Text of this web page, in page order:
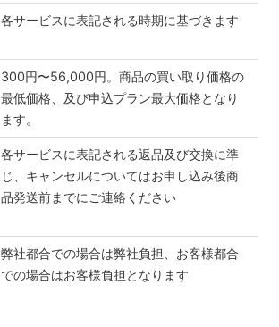
各サービスに表記される時期に基づきます
300円〜56,000円。商品の買い取り価格の
最低価格、及び申込プラン最大価格となり
ます。
各サービスに表記される返品及び交換に準
じ、キャンセルについてはお申し込み後商
品発送前までにご連絡ください
弊社都合での場合は弊社負担、お客様都合
での場合はお客様負担となります